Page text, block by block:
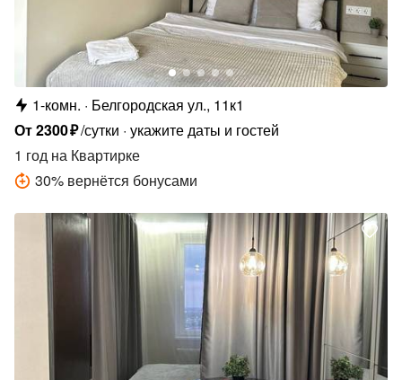
1-комн.
Белгородская ул., 11к1
От2300₽/сутки укажите даты и гостей
1 год на Квартирке
30% вернётся бонусами